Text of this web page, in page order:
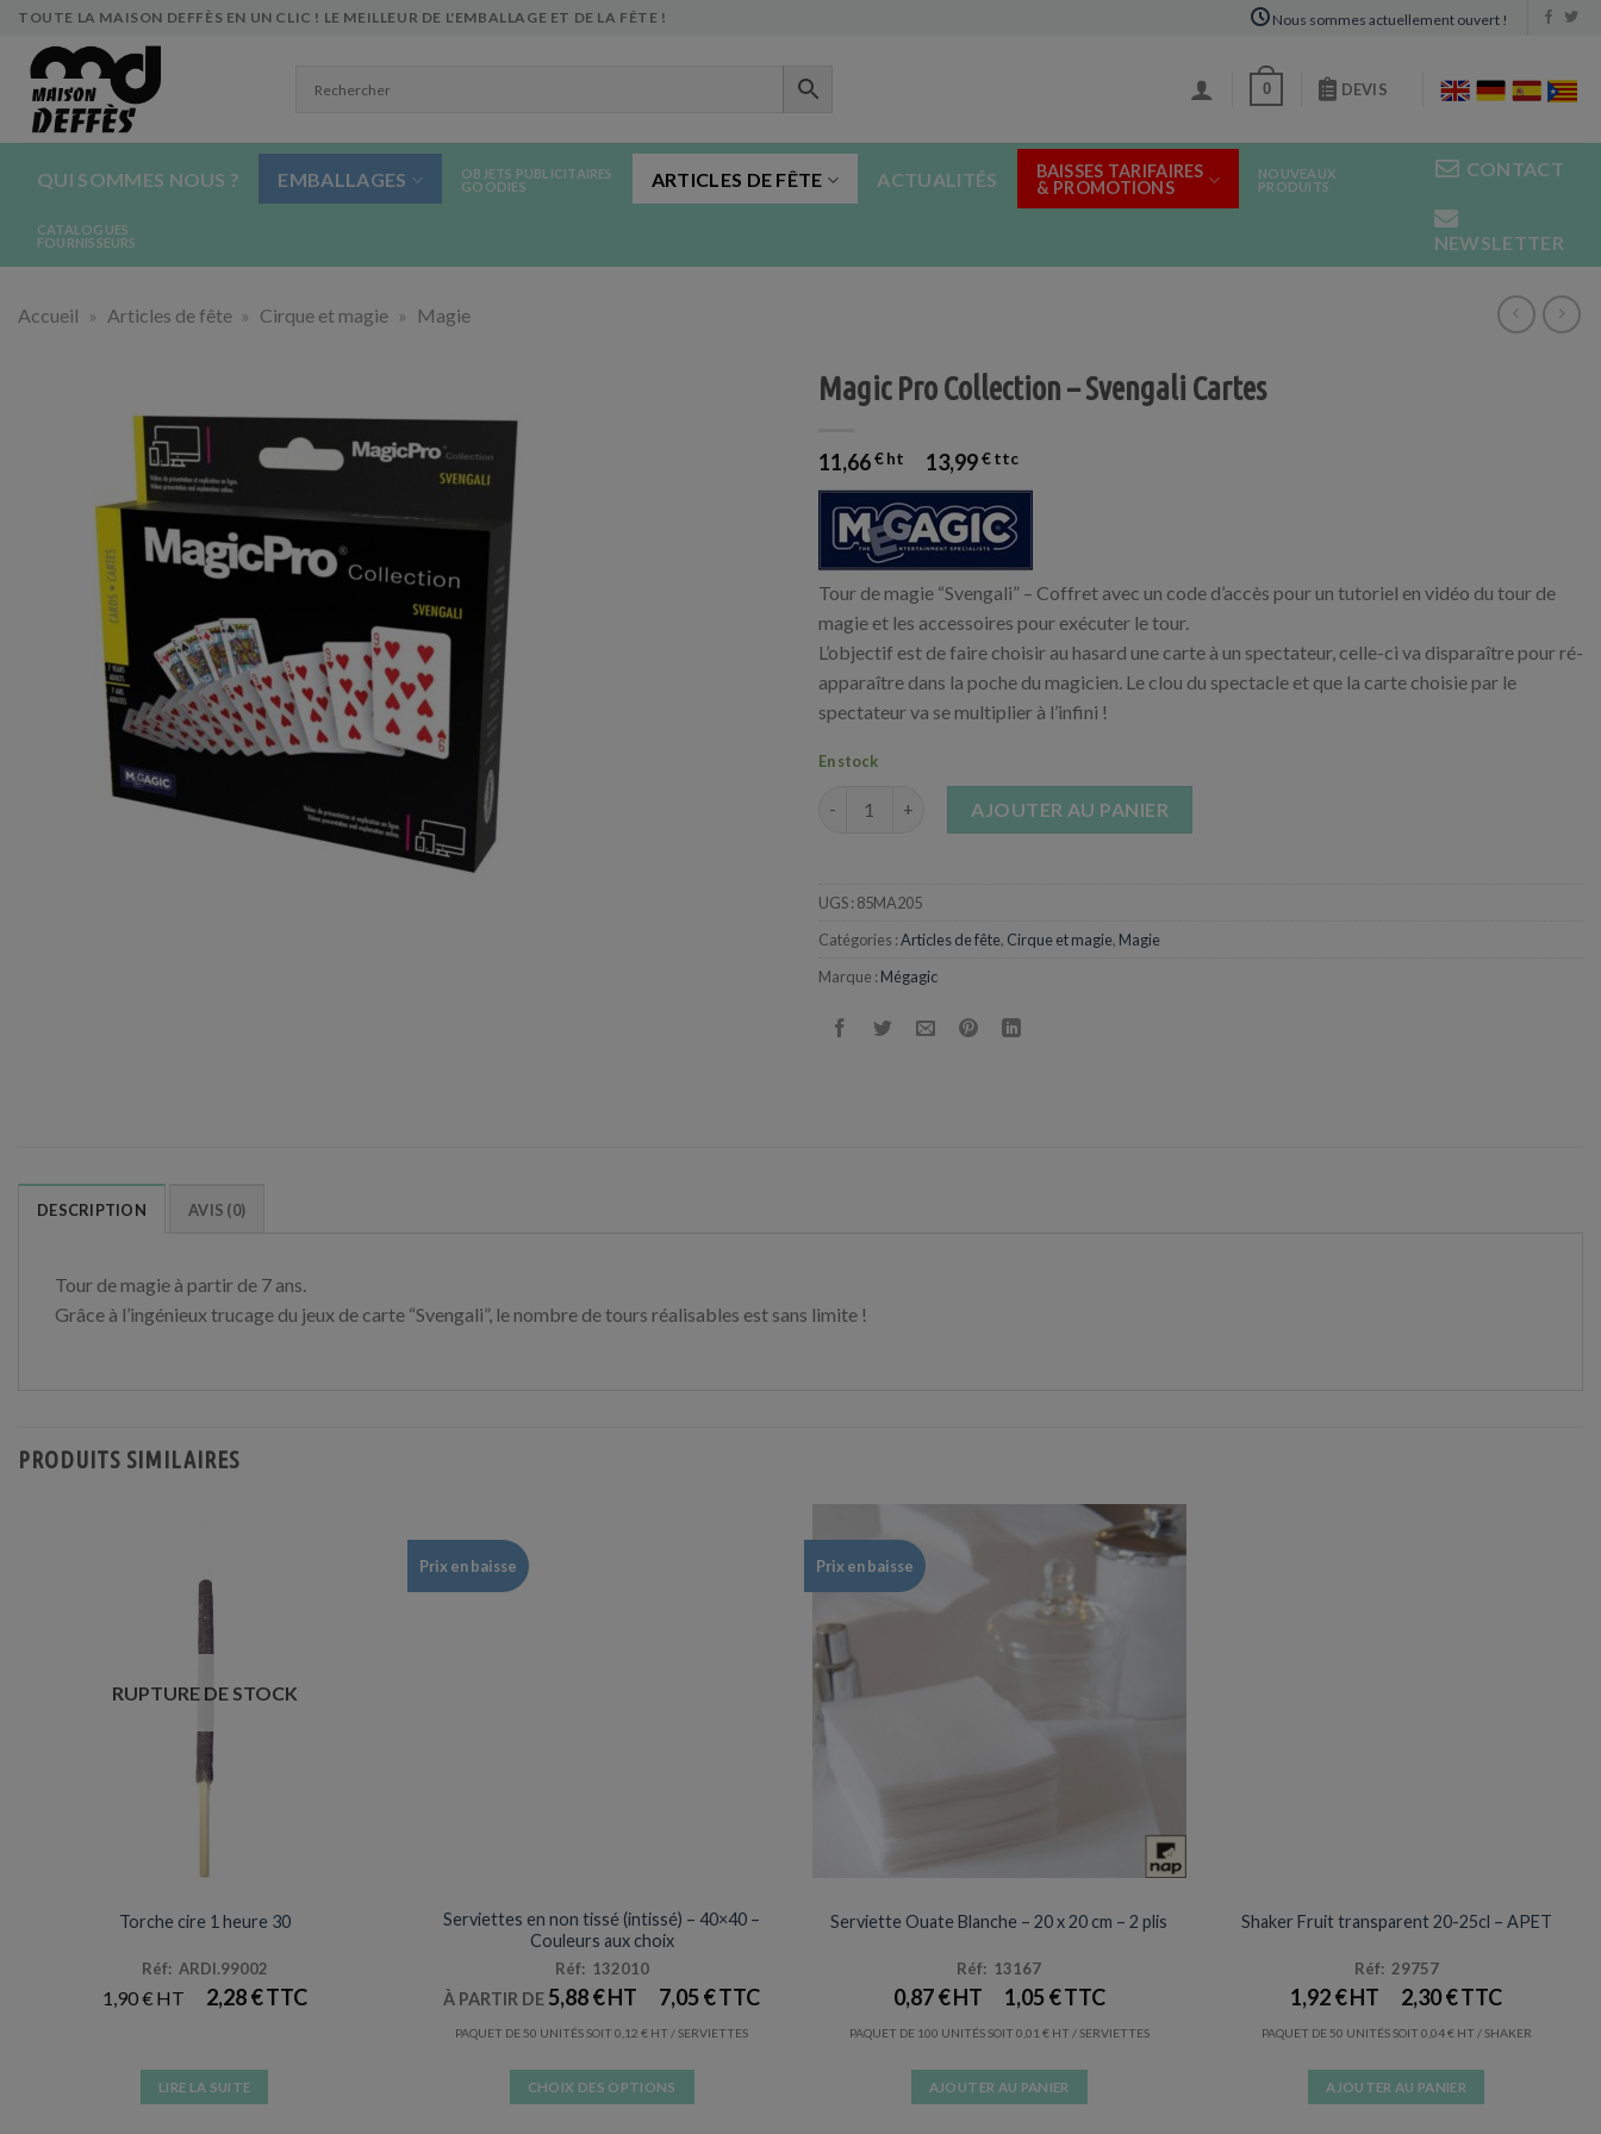
Skip
content
TOUTE LA MAISON DEFFÈS EN UN CLIC ! LE MEILLEUR DE L'EMBALLAGE ET DE LA FÊTE ! Nous sommes actuellement ouvert !
0 DEVIS
QUI SOMMES NOUS ? EMBALLAGES
OBJETS PUBLICITAIRES
GOODIES
ARTICLES DE FÊTE ACTUALITÉS
BAISSES TARIFAIRES
& PROMOTIONS
NOUVEAUX
PRODUITS
CATALOGUES
FOURNISSEURS
CONTACT
NEWSLETTER
Accueil » Articles de fête » Cirque et magie » Magie
Magic Pro Collection – Svengali Cartes
11,66€ 13,99€
Tour de magie “Svengali” – Coffret avec un code d’accès pour un tutoriel en vidéo du tour de
magie et les accessoires pour exécuter le tour.
L’objectif est de faire choisir au hasard une carte à un spectateur, celle-ci va disparaître pour ré-
apparaître dans la poche du magicien. Le clou du spectacle et que la carte choisie par le
spectateur va se multiplier à l’infini !
En stock
AJOUTER AU PANIER
UGS : 85MA205
Catégories :Articles de fête, Cirque et magie, Magie
Marque : Mégagic
DESCRIPTION AVIS (0)
Tour de magie à partir de 7 ans.
Grâce à l’ingénieux trucage du jeux de carte “Svengali”, le nombre de tours réalisables est sans limite !
PRODUITS SIMILAIRES
RUPTURE DE STOCK
Torche cire 1 heure 30
Réf: ARDI.99002
1,90€ 2,28€
LIRE LA SUITE
Prix en baisse
Serviettes en non tissé (intissé) – 40×40 –
Couleurs aux choix
Réf: 132010
À PARTIR DE 5,88€ 7,05€
PAQUET DE 50 UNITÉS SOIT 0,12€ / SERVIETTES
CHOIX DES OPTIONS
Prix en baisse
Serviette Ouate Blanche – 20 x 20 cm – 2 plis
Réf: 13167
0,87€ 1,05€
PAQUET DE 100 UNITÉS SOIT 0,01 € / SERVIETTES
AJOUTER AU PANIER
Shaker Fruit transparent 20-25cl – APET
Réf: 29757
1,92€ 2,30€
PAQUET DE 50 UNITÉS SOIT 0,04€ / SHAKER
AJOUTER AU PANIER